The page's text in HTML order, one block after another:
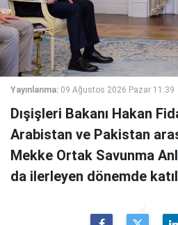
Yayınlanma: 09 Ağustos 2026 Pazar 11:39
Dışişleri Bakanı Hakan
Arabistan ve Pakistan
Mekke Ortak Savunma
da ilerleyen dönemde